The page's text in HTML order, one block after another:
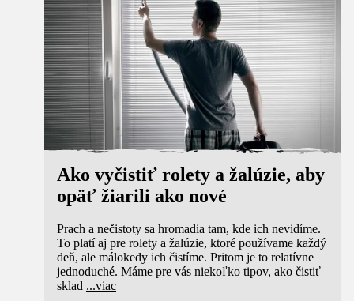
Ako vyčistiť rolety a žalúzie, aby
opäť žiarili ako nové
Prach a nečistoty sa hromadia tam, kde ich nevidíme.
To platí aj pre rolety a žalúzie, ktoré používame každý
deň, ale málokedy ich čistíme. Pritom je to relatívne
jednoduché. Máme pre vás niekoľko tipov, ako čistiť
sklad ...viac